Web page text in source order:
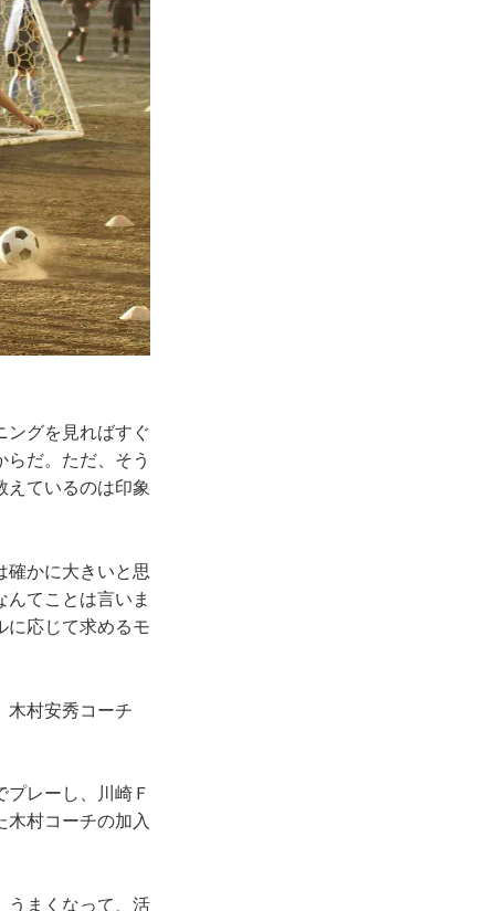
ングを見ればすぐ
だ。ただ、そう
えているのは印象
確かに大きいと思
てことは言いま
に応じて求めるモ
木村安秀コーチ
レーし、川崎Ｆ
村コーチの加入
うまくなって、活